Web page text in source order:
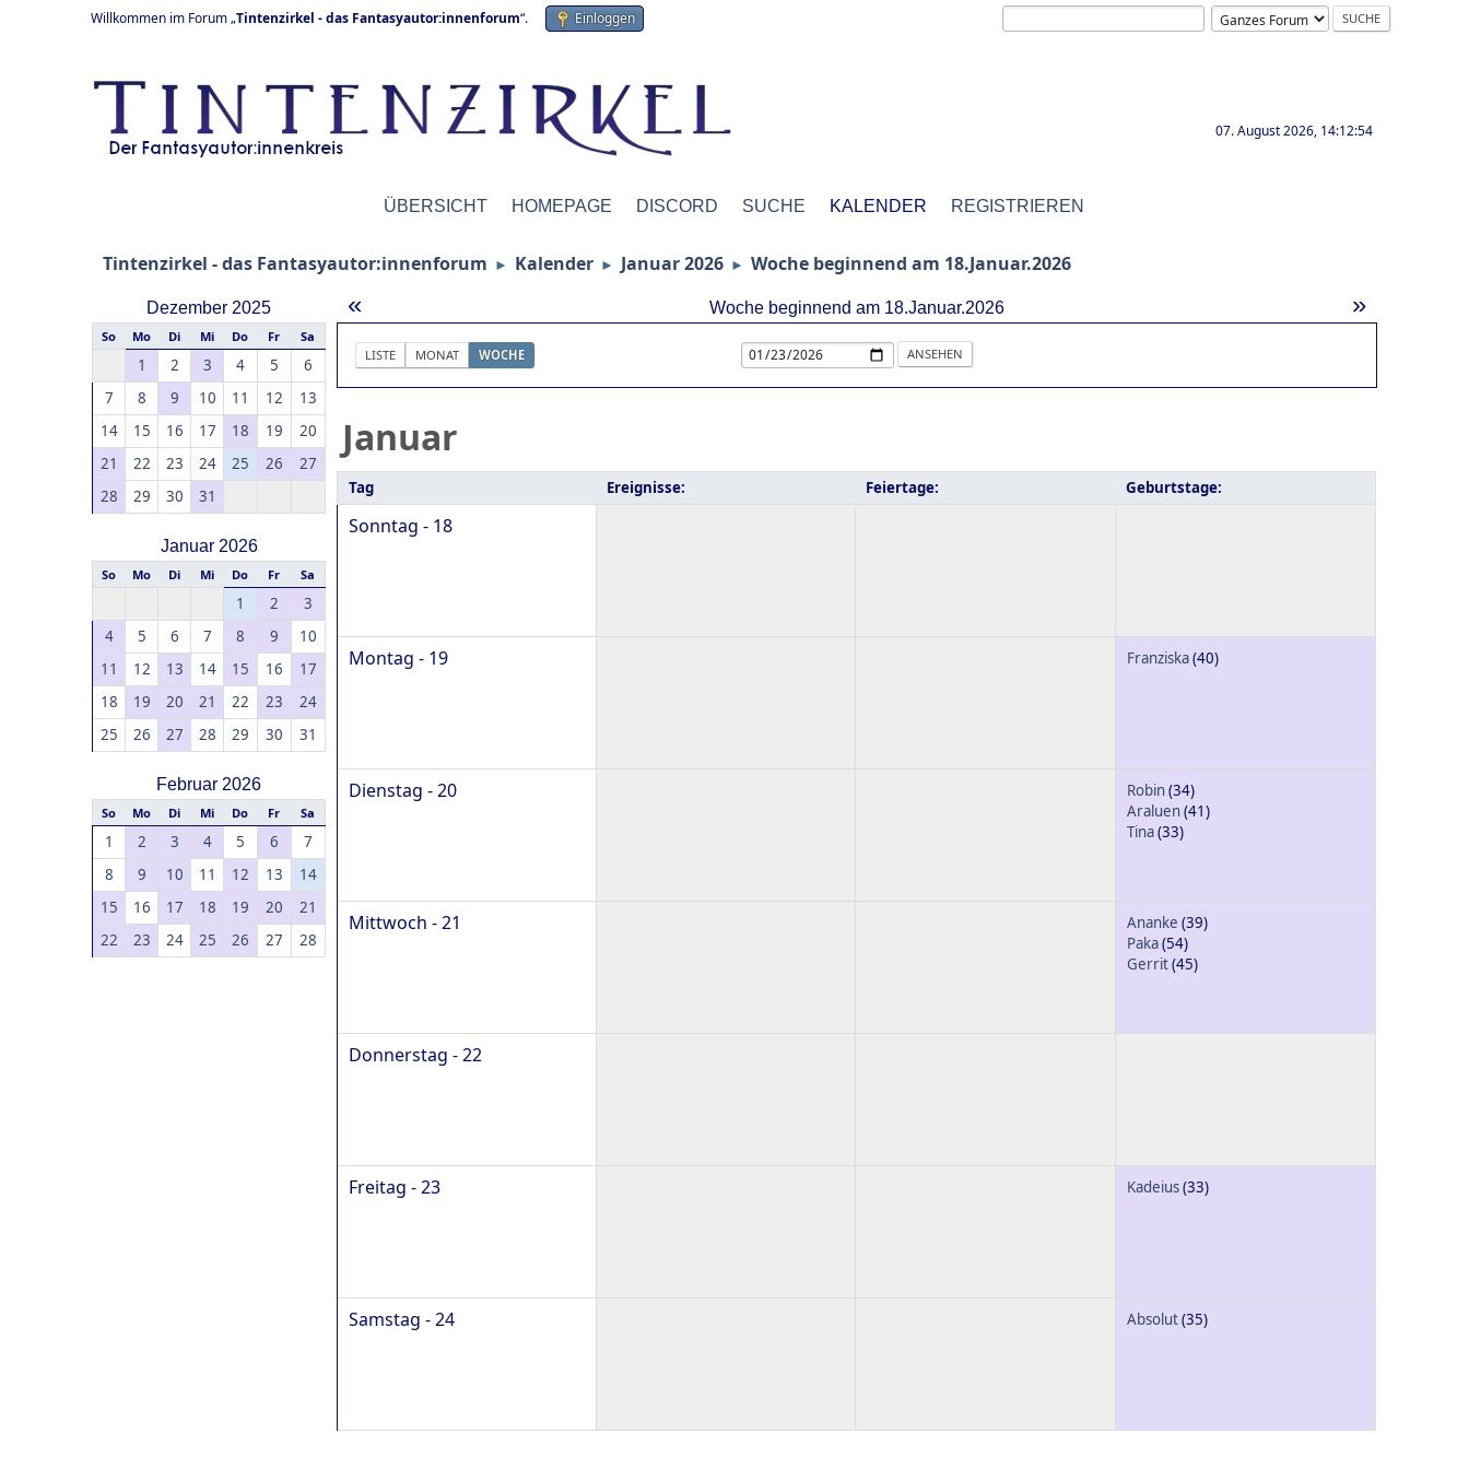
Willkommen im Forum „Tintenzirkel - das Fantasyautor:innenforum“. Einloggen
07. August 2026, 14:12:54
ÜBERSICHT HOMEPAGE DISCORD SUCHE KALENDER REGISTRIEREN
Tintenzirkel - das Fantasyautor:innenforum ► Kalender ► Januar 2026 ► Woche beginnend am 18.Januar.2026
Dezember 2025
So Mo Di Mi Do Fr Sa
1 2 3 4 5
6
7
8 9 10 11 12
13
14
15 16 17 18 19
20
21
22 23 24 25 26
27
28
29 30 31
Januar 2026
So Mo Di Mi Do Fr Sa
1 2
3
4
5 6 7 8 9
10
11
12 13 14 15 16
17
18
19 20 21 22 23
24
25
26 27 28 29 30 31
Februar 2026
So Mo Di Mi Do Fr Sa
1 2 3 4 5 6
7
8
9 10 11 12 13
14
15
16 17 18 19 20
21
22
23 24 25 26 27 28
« »
Woche beginnend am 18.Januar.2026
LISTE MONAT WOCHE
Januar
Tag Ereignisse: Feiertage: Geburtstage:
Sonntag - 18
Montag - 19 Franziska(40)
Dienstag - 20 Robin(34)
Araluen(41)
Tina(33)
Mittwoch - 21 Ananke (39)
Paka(54)
Gerrit(45)
Donnerstag - 22
Freitag - 23 Kadeius(33)
Samstag - 24 Absolut(35)